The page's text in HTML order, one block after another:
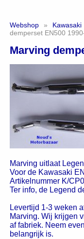
Webshop » Kawasaki
demperset EN500
Marving
Marving uitlaat
Voor de Kawasaki
Artikelnummer K/
Ter info, de Legend
Levertijd 1-3 weken
Marving. Wij krijgen
af fabriek. Neem
belangrijk is.